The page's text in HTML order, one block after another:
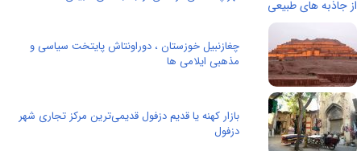
چغازنبیل خوزستان ، دوراونتاش پایتخت سیاسی و
مذهبی ایلامی ها
بازار کهنه یا قدیم دزفول قدیمی‌ترین مرکز تجاری شهر
دزفول